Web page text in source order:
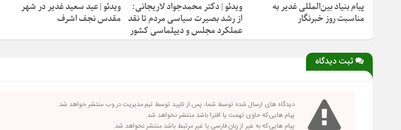
پیام بنیاد بین‌المللی غدیر به
مناسبت روز خبرنگار
ویدئو | دکتر محمدجواد لاریجانی:
از رشد بصیرت سیاسی مردم تا نقد
عملکرد مجلس و دیپلماسی کشور
ویدئو | عید سعید غدیر در شهر
مقدس نجف اشرف
ثبت دیدگاه
دیدگاه های ارسال شده توسط شما، پس از تایید توسط تیم مدیریت در وب منتشر خواهد شد.
پیام هایی که حاوی تهمت یا افترا باشد منتشر نخواهد شد.
پیام هایی که به غیر از زبان فارسی یا غیر مرتبط باشد منتشر نخواهد شد.